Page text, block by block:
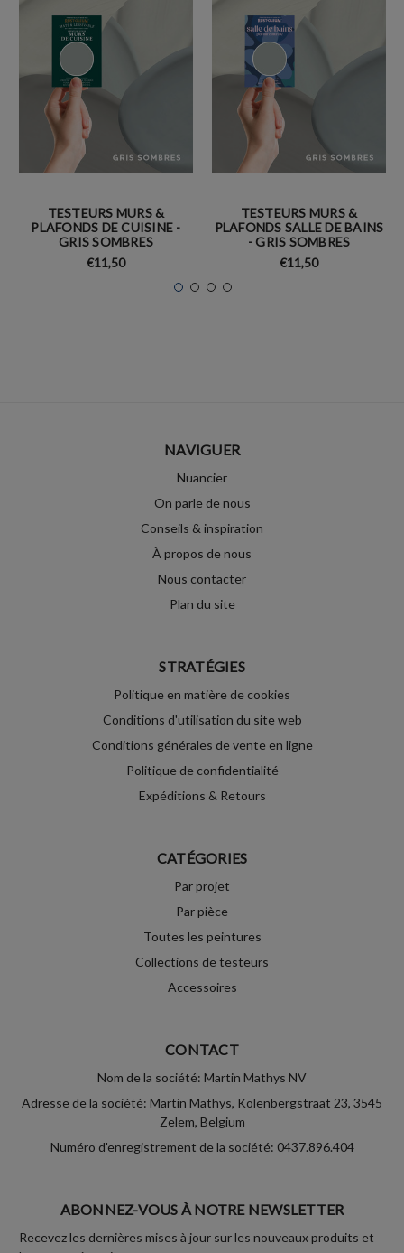
TESTEURS MURS &
PLAFONDS DE CUISINE -
GRIS SOMBRES
€11,50
TESTEURS MURS &
PLAFONDS SALLE DE BAINS
- GRIS SOMBRES
€11,50
NAVIGUER
Nuancier
On parle de nous
Conseils & inspiration
À propos de nous
Nous contacter
Plan du site
STRATÉGIES
Politique en matière de cookies
Conditions d'utilisation du site web
Conditions générales de vente en ligne
Politique de confidentialité
Expéditions & Retours
CATÉGORIES
Par projet
Par pièce
Toutes les peintures
Collections de testeurs
Accessoires
CONTACT
Nom de la société: Martin Mathys NV
Adresse de la société: Martin Mathys, Kolenbergstraat 23, 3545
Zelem, Belgium
Numéro d'enregistrement de la société: 0437.896.404
ABONNEZ-VOUS À NOTRE NEWSLETTER
Recevez les dernières mises à jour sur les nouveaux produits et